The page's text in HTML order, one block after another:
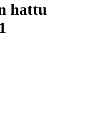
hattu